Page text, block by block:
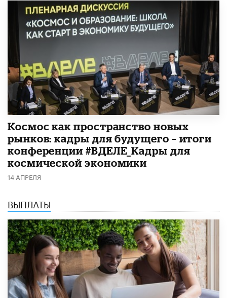
Космос как пространство новых
рынков: кадры для будущего – итоги
конференции #ВДЕЛЕ_Кадры для
космической экономики
14 АПРЕЛЯ
ВЫПЛАТЫ